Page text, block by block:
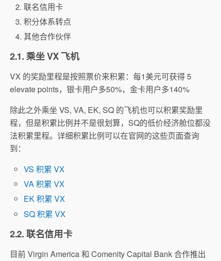
联名信用卡
积分体系转点
其他合作伙伴
2.1. 乘坐 VX 飞机
VX 的奖励里程是按照票价来积累：每1美元可获得 5
elevate points，银卡用户多50%，金卡用户多140%
除此之外乘坐 VS, VA, EK, SQ 的飞机也可以积累奖励里
程，但是积累比例并不是很划算，SQ的低价经济舱位都没
法积累里程。详细积累比例可以在官网的这些页面查询
到：
VS 积累 VX
VA 积累 VX
EK 积累 VX
SQ 积累 VX
2.2. 联名信用卡
目前 Virgin America 和 Comenity Capital Bank 合作推出